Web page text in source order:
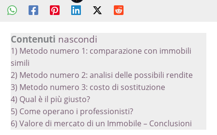
Contenuti nascondi
1) Metodo numero 1: comparazione con immobili
simili
2) Metodo numero 2: analisi delle possibili rendite
3) Metodo numero 3: costo di sostituzione
4) Qual è il più giusto?
5) Come operano i professionisti?
6) Valore di mercato di un Immobile – Conclusioni